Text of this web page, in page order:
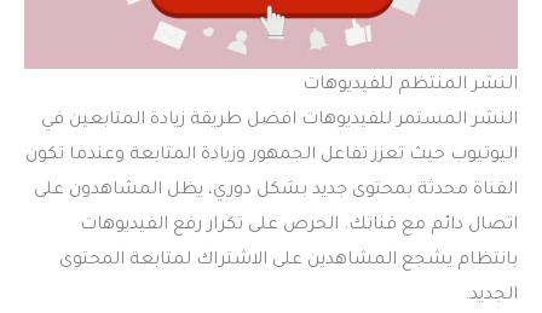
النشر المنتظم للفيديوهات
النشر المستمر للفيديوهات افضل طريقة زيادة المتابعين في
اليوتيوب حيث تعزز تفاعل الجمهور وزيادة المتابعة وعندما تكون
القناة محدثة بمحتوى جديد بشكل دوري، يظل المشاهدون على
اتصال دائم مع قناتك. الحرص على تكرار رفع الفيديوهات
بانتظام يشجع المشاهدين على الاشتراك لمتابعة المحتوى
الجديد.